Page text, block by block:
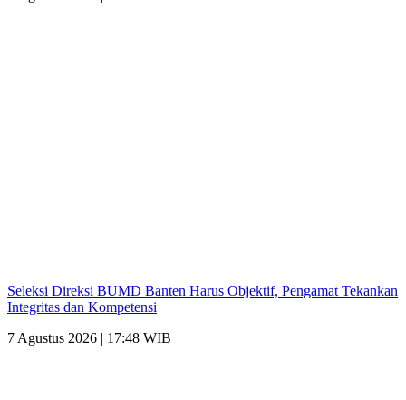
Seleksi Direksi BUMD Banten Harus Objektif, Pengamat Tekankan
Integritas dan Kompetensi
7 Agustus 2026 | 17:48 WIB